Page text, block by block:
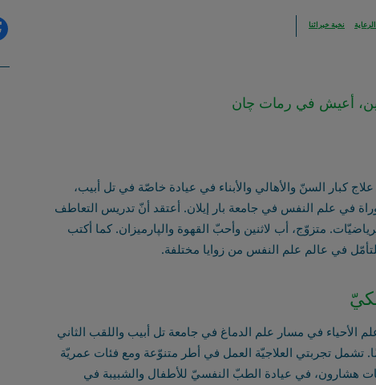
نخبة خبرائنا
أعيش في رمات چان
كبار السنّ والأهالي والأبناء في عيادة خاصّة في تل أبيب،
في علم النفس في جامعة بار إيلان. أعتقد أنّ تدريس التعاطف
متزوّج، أب لاثنين وأحبّ القهوة والپارميزان. كما أكتب
في عالم علم النفس من زوايا مختلفة.
الأحياء في مسار علم الدماغ في جامعة تل أبيب واللقب الثاني
تشمل تجربتي العلاجيّة العمل في أطر متنوّعة ومع فئات عمريّة
هشارون، في عيادة الطبّ النفسيّ للأطفال والشبيبة في